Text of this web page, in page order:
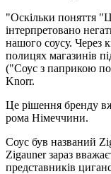
"Оскільки поняття
інтерпретовано
нашого соусу. Через
полицях магазинів
("Соус з паприкою
Knorr.
Це рішення бренду
рома Німеччини.
Соус був названий
Zigauner зараз
представників